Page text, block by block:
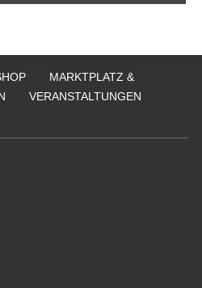
MARKTPLATZ &
VERANSTALTUNGEN